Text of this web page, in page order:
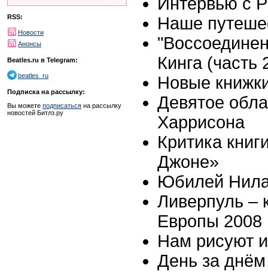
RSS:
Новости
Анонсы
Beatles.ru в Telegram:
beatles_ru
Подписка на рассылку:
Вы можете подписаться на рассылку
новостей Битлз.ру
Наше
Кинга (часть
Новые
Девятое
Харрисона
Критика
Джоне»
Юбилей
Ливерпуль –
Европы 2008
Нам рисуют
День за днём